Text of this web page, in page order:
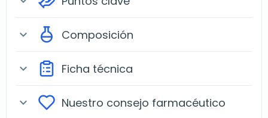
expand_more Composición
expand_more Ficha técnica
expand_more Nuestro consejo farmacéutico